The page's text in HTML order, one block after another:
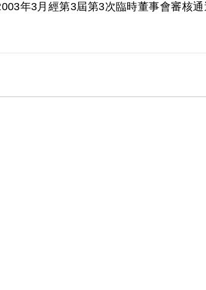
年3月經第3屆第3次臨時董事會審核
德警局之供述為據。惟其與賴木德2